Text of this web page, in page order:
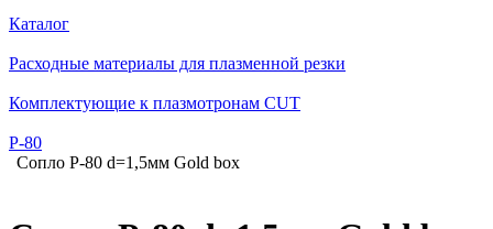
Каталог
Расходные материалы для плазменной резки
Комплектующие к плазмотронам CUT
Р-80
Сопло Р-80 d=1,5мм Gold box